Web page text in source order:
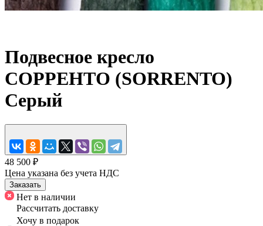
Подвесное кресло
СОРРЕНТО (SORRENTO)
Серый
48 500 ₽
Цена указана без учета НДС
Заказать
Нет в наличии
Рассчитать доставку
Хочу в подарок